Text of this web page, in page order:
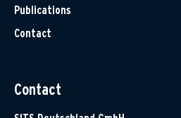
Publications
Contact
Contact